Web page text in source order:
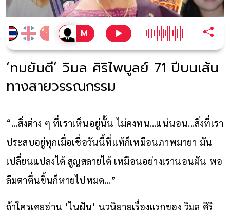
‘ทมยันตี’ วิมล ศิริไพบูลย์ 71 ปีบนเส้น
ทางสายวรรณกรรม
“...สิ่งต่าง ๆ ที่เราเห็นอยู่นั้น ไม่คงทน...แน่นอน...สิ่งที่เรา
ประสบอยู่ทุกเมื่อเชื่อวันนี้ที่แท้ก็เหมือนภาพมายา มัน
เปลี่ยนแปลงได้ สูญสลายได้ เหมือนอย่างเรานอนฝัน พอ
ลืมตาตื่นขึ้นก็หายไปหมด...”
ถ้าใครเคยอ่าน ‘ในฝัน’ นวนิยายเรื่องแรกของ วิมล ศิริ